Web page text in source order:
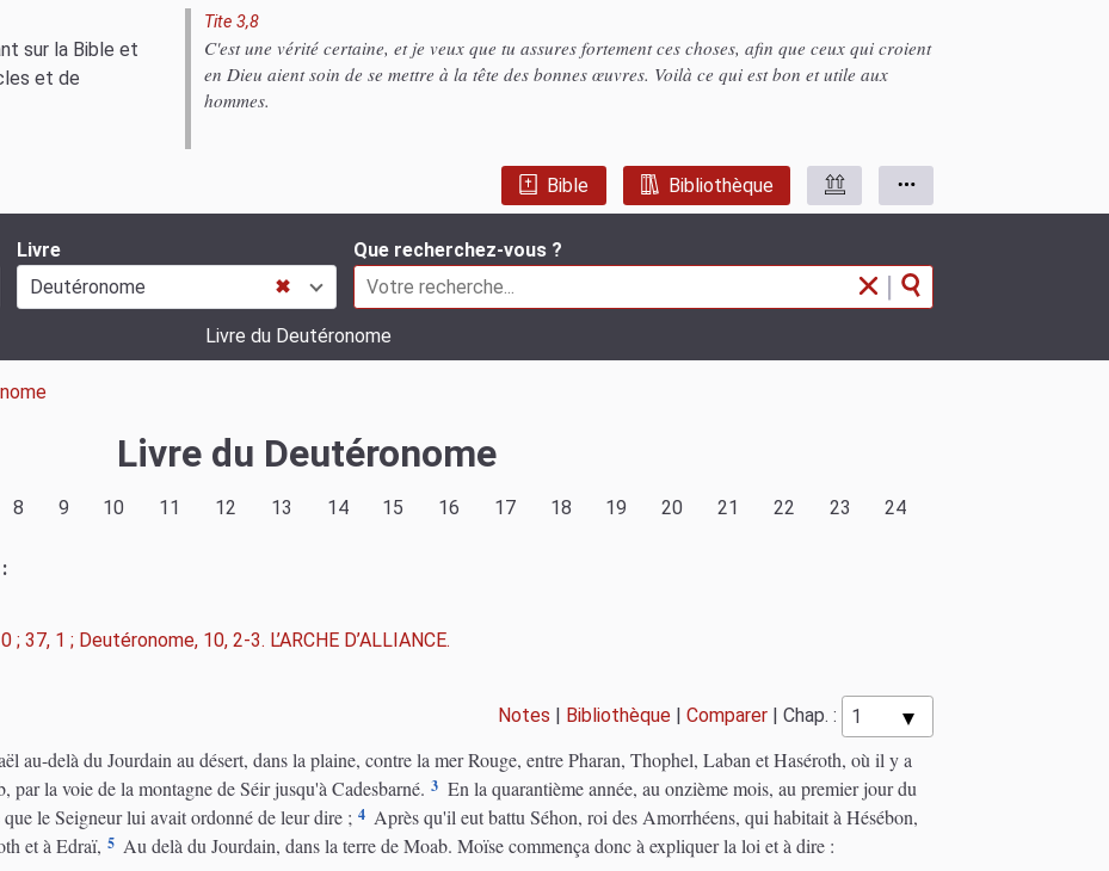
sur la Bible et
et de
Tite 3,8
C'est une vérité certaine, et je veux que tu assures fortement ces choses, afin que ceux qui croient
en Dieu aient soin de se mettre à la tête des bonnes œuvres. Voilà ce qui est bon et utile aux
hommes.
Bible Bibliothèque
Livre
Deutéronome
✖
Que recherchez-vous ?
|
Livre du Deutéronome
Livre du Deutéronome
8 9 10 11 12 13 14 15 16 17 18 19 20 21 22 23 24
37, 1 ; Deutéronome, 10, 2-3. L’ARCHE D’ALLIANCE.
Notes Bibliothèque Comparer Chap. :
au-delà du Jourdain au désert, dans la plaine, contre la mer Rouge, entre Pharan, Thophel, Laban et Haséroth, où il y a
par la voie de la montagne de Séir jusqu'à Cadesbarné. 3 En la quarantième année, au onzième mois, au premier jour du
le Seigneur lui avait ordonné de leur dire ; 4 Après qu'il eut battu Séhon, roi des Amorrhéens, qui habitait à Hésébon,
et à Edraï, 5 Au delà du Jourdain, dans la terre de Moab. Moïse commença donc à expliquer la loi et à dire :